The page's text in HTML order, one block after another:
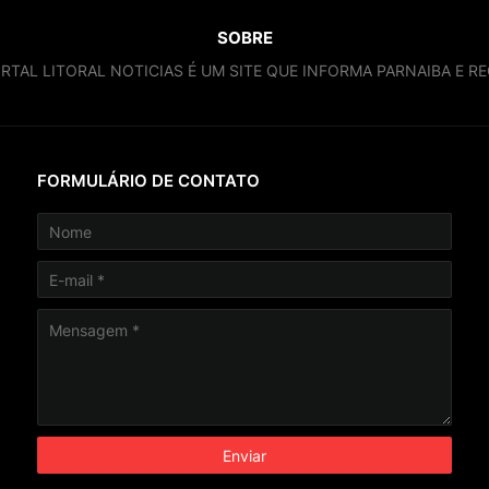
SOBRE
LITORAL NOTICIAS É UM SITE QUE INFORMA PARNAIBA E
FORMULÁRIO DE CONTATO